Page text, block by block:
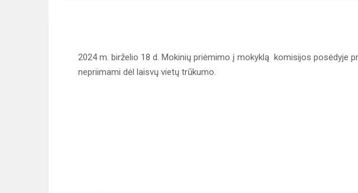
2024 m. birželio 18 d. Mokinių priėmimo į mokyklą komisijos posėdyje
nepriimami dėl laisvų vietų trūkumo.